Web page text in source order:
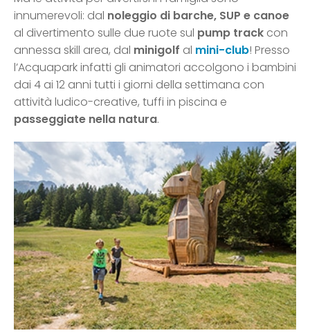
innumerevoli: dal noleggio di barche, SUP e canoe
al divertimento sulle due ruote sul pump track con
annessa skill area, dal minigolf al mini-club! Presso
l’Acquapark infatti gli animatori accolgono i bambini
dai 4 ai 12 anni tutti i giorni della settimana con
attività ludico-creative, tuffi in piscina e
passeggiate nella natura.